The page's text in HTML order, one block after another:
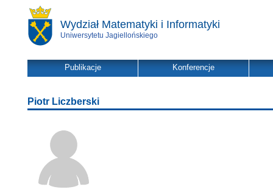
Wydział Matematyki i Informatyki
Uniwersytetu Jagiellońskiego
Publikacje Konferencje
Piotr Liczberski